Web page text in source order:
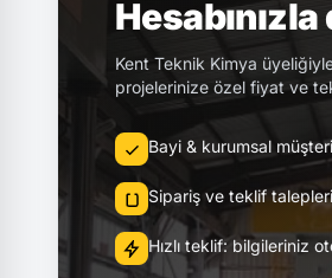
Kent Teknik Kimya
projelerinize özel fiyat ve
Bayi & kurumsal
Sipariş ve teklif
Hızlı teklif: bilgileriniz